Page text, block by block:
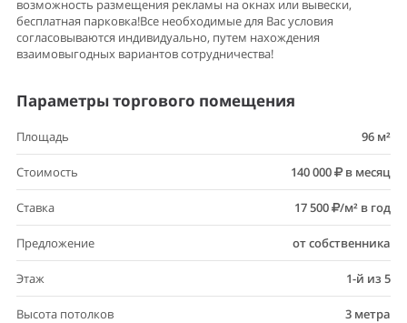
возможность размещения рекламы на окнах или вывески,
бесплатная парковка!Все необходимые для Вас условия
согласовываются индивидуально, путем нахождения
взаимовыгодных вариантов сотрудничества!
Параметры торгового помещения
Площадь 96 м²
Стоимость 140 000 в месяц
Ставка 17 500 /м² в год
Предложение от собственника
Этаж 1-й из 5
Высота потолков 3 метра